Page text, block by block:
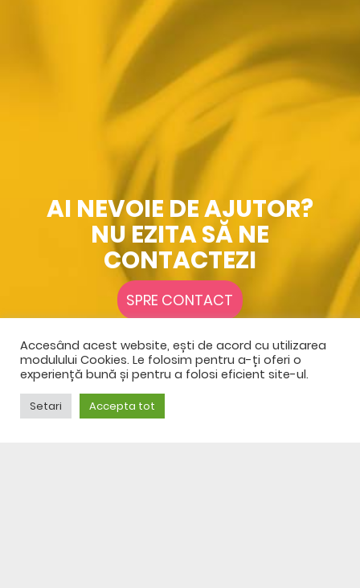
AI NEVOIE DE AJUTOR?
NU EZITA SĂ NE
CONTACTEZI
SPRE CONTACT
Accesând acest website, ești de acord cu utilizarea
modulului Cookies. Le folosim pentru a-ți oferi o
experiență bună și pentru a folosi eficient site-ul.
Setari Accepta tot